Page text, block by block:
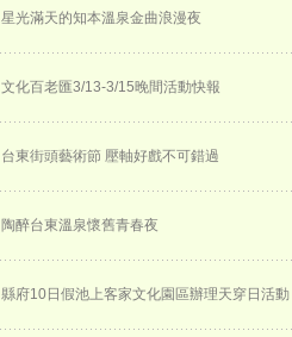
星光滿天的知本溫泉金曲浪漫夜
文化百老匯3/13-3/15晚間活動快報
台東街頭藝術節 壓軸好戲不可錯過
陶醉台東溫泉懷舊青春夜
縣府10日假池上客家文化園區辦理天穿日活動